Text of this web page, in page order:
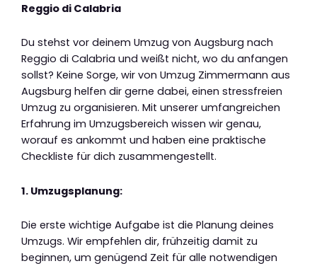
Reggio di Calabria
Du stehst vor deinem Umzug von Augsburg nach
Reggio di Calabria und weißt nicht, wo du anfangen
sollst? Keine Sorge, wir von Umzug Zimmermann aus
Augsburg helfen dir gerne dabei, einen stressfreien
Umzug zu organisieren. Mit unserer umfangreichen
Erfahrung im Umzugsbereich wissen wir genau,
worauf es ankommt und haben eine praktische
Checkliste für dich zusammengestellt.
1. Umzugsplanung:
Die erste wichtige Aufgabe ist die Planung deines
Umzugs. Wir empfehlen dir, frühzeitig damit zu
beginnen, um genügend Zeit für alle notwendigen